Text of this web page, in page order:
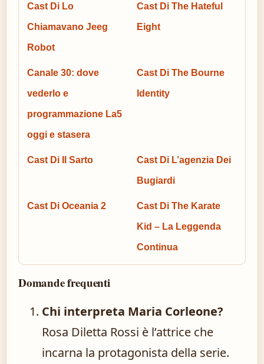
Cast Di Lo
Chiamavano Jeeg
Robot
Cast Di The Hateful
Eight
Canale 30: dove
vederlo e
programmazione La5
oggi e stasera
Cast Di The Bourne
Identity
Cast Di Il Sarto Cast Di L’agenzia Dei
Bugiardi
Cast Di Oceania 2 Cast Di The Karate
Kid – La Leggenda
Continua
Domande frequenti
Chi interpreta Maria Corleone?
Rosa Diletta Rossi è l’attrice che
incarna la protagonista della serie.